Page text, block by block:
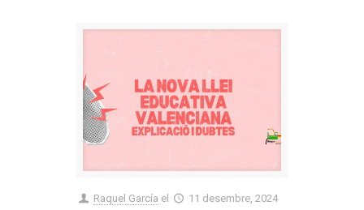
Raquel García el 11 desembre, 2024